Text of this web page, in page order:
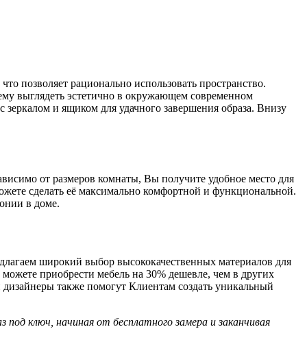
позволяет рационально использовать пространство.
выглядеть эстетично в окружающем современном
зеркалом и ящиком для удачного завершения образа. Внизу
от размеров комнаты, Вы получите удобное место для
сделать её максимально комфортной и функциональной.
в доме.
широкий выбор высококачественных материалов для
приобрести мебель на 30% дешевле, чем в других
также помогут Клиентам создать уникальный
ключ, начиная от бесплатного замера и заканчивая